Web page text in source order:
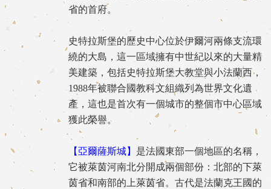
省的首府。
史特拉斯堡的歷史中心位於伊爾河兩條支流環
繞的大島，這一區域擁有中世紀以來的大量精
美建築，包括史特拉斯堡大教堂與小法蘭西，
1988年被聯合國教科文組織列為世界文化遺
產，這也是首次有一個城市的整個市中心區域
獲此榮譽。
【亞爾薩斯城】 是法國東部一個地區的名稱，
它被萊茵河南北分開成兩個部份：北部的下萊
茵省和南部的上萊茵省。古代是法蘭克王國的